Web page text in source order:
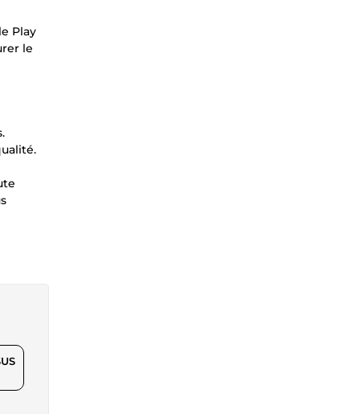
Play
le